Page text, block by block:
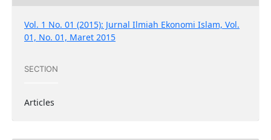
Vol. 1 No. 01 (2015): Jurnal Ilmiah Ekonomi Islam, Vol.
01, No. 01, Maret 2015
SECTION
Articles